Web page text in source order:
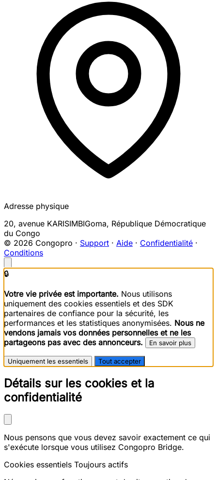
Adresse physique
20, avenue KARISIMBIGoma, République Démocratique
du Congo
© 2026 Congopro · Support · Aide · Confidentialité ·
Conditions
🔒
Votre vie privée est importante. Nous utilisons
uniquement des cookies essentiels et des SDK
partenaires de confiance pour la sécurité, les
performances et les statistiques anonymisées. Nous ne
vendons jamais vos données personnelles et ne les
partageons pas avec des annonceurs.
En savoir plus
Uniquement les essentiels Tout accepter
Détails sur les cookies et la
confidentialité
Nous pensons que vous devez savoir exactement ce qui
s'exécute lorsque vous utilisez Congopro Bridge.
Cookies essentiels Toujours actifs